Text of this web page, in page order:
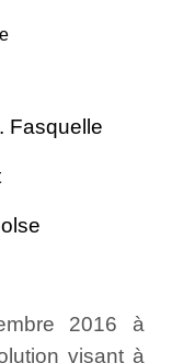
Fasquelle
2016 à
visant à